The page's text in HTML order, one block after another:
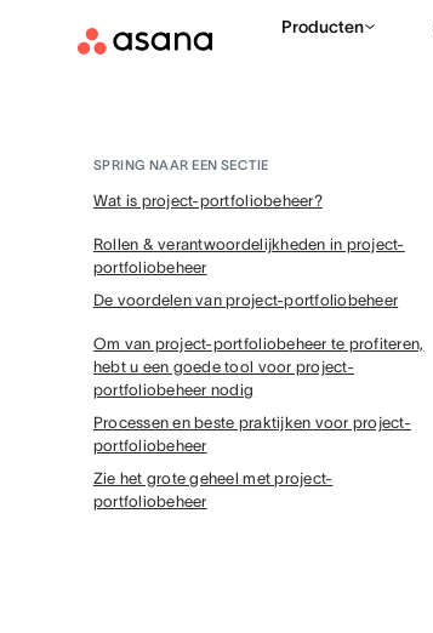
Producten
SPRING NAAR EEN SECTIE
Wat is project-portfoliobeheer?
Rollen & verantwoordelijkheden in project-
portfoliobeheer
De voordelen van project-portfoliobeheer
Om van project-portfoliobeheer te profiteren,
hebt u een goede tool voor project-
portfoliobeheer nodig
Processen en beste praktijken voor project-
portfoliobeheer
Zie het grote geheel met project-
portfoliobeheer